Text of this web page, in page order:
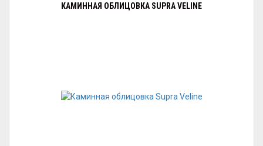
КАМИННАЯ ОБЛИЦОВКА SUPRA VELINE